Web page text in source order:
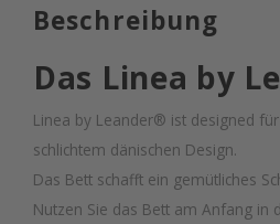
Beschreibung
Das Linea by
Linea by Leander® ist designed
schlichtem dänischen Design.
Das Bett schafft ein gemütliches
Nutzen Sie das Bett am Anfang in